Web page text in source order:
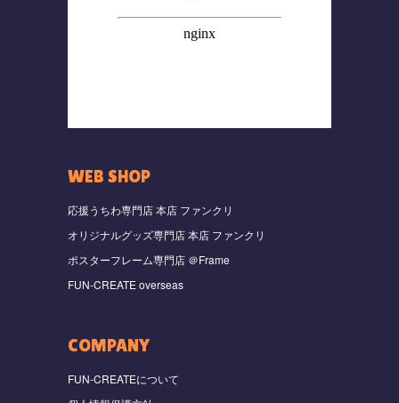
WEB SHOP
応援うちわ専門店 本店 ファンクリ
オリジナルグッズ専門店 本店 ファンクリ
ポスターフレーム専門店 ＠Frame
FUN-CREATE overseas
COMPANY
FUN-CREATEについて